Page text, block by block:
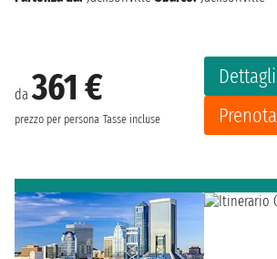
da361 €
prezzo per persona Tasse incluse
Dettagli
Prenota